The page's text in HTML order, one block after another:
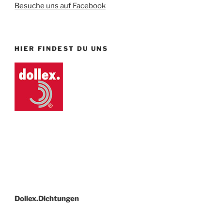
Besuche uns auf Facebook
HIER FINDEST DU UNS
Dollex.Dichtungen